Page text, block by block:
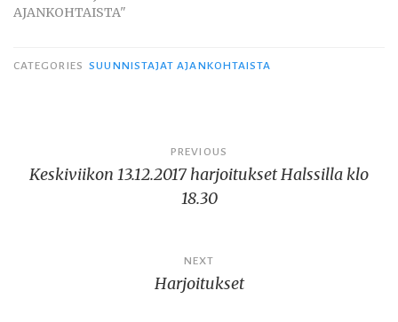
AJANKOHTAISTA"
CATEGORIES SUUNNISTAJAT AJANKOHTAISTA
selaus
PREVIOUS
Keskiviikon 13.12.2017 harjoitukset Halssilla klo
18.30
NEXT
Harjoitukset